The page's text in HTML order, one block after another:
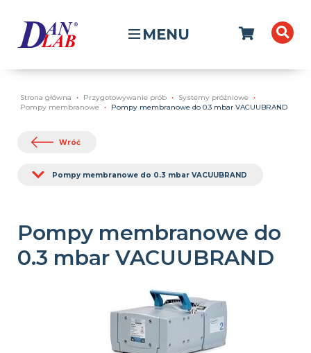
MENU
Strona główna Przygotowywanie prób
Systemy próżniowe
Pompy membranowe
Pompy membranowe do 0.3 mbar VACUUBRAND
Wróć
Pompy membranowe do 0.3 mbar VACUUBRAND
Pompy membranowe do
0.3 mbar VACUUBRAND